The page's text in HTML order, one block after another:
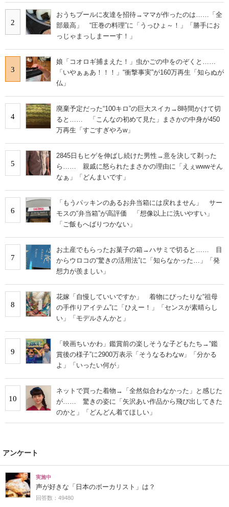
2
おうちプールに友達を招待→ママが作ったのは……「全
部最高」 “圧巻の料理”に「うっひょ～！」「勝手にお
っじゃまっしまーーす！」
3
娘「コオロギ捕まえた！」虫かごの中をのぞくと……
「いやぁぁあ！！！」“衝撃事実”が160万再生「知らぬが
仏」
4
廃棄予定だった“100キロ”の巨大スイカ→8時間かけて切
ると…… 「こんなの初めて見た」まさかの中身が450
万再生「すごすぎやろw」
5
2845日もヒゲを伸ばし続けた男性→意を決して剃った
ら…… 親戚に怒られたまさかの理由に「えぇwwwそん
なぁ」「どんまいです」
6
「もうパッキンのあるお弁当箱には戻れません」 サー
モスの“弁当箱”が高評価 「想像以上に洗いやすい」
「ご飯もへばりつかない」
7
お土産でもらったお菓子の箱→ハサミで切ると…… 目
からウロコの“驚きの活用法”に「知らなかった…」「発
想力が羨ましい」
8
花嫁「自慢していいですか」 着物にぴったりな“祖母
の手作りアイテム”に「ひえー！」「センスが素晴らし
い」「モデルさんかと」
9
「映画ちいかわ」鑑賞前の楽しそうな子どもたち→“鑑
賞後の様子”に2900万表示「そうなるわなw」「分かる
よ」「いったい何が」
10
ネットで買った着物→「全然似合わなかった」と感じた
が…… 驚きの姿に「矢沢あい作品から飛び出してきた
のかと」「どんどん着てほしい」
アンケート
実施中
声が好きな「日本のボーカリスト」は？
回答数：49480